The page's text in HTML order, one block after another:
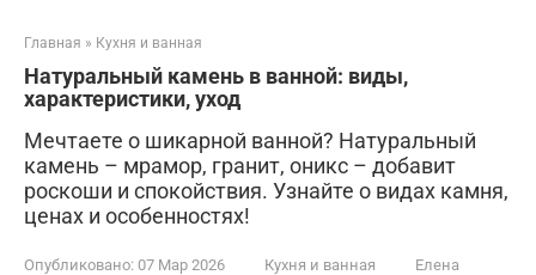
Главная » Кухня и ванная
Натуральный камень в ванной: виды,
характеристики, уход
Мечтаете о шикарной ванной? Натуральный
камень – мрамор, гранит, оникс – добавит
роскоши и спокойствия. Узнайте о видах камня,
ценах и особенностях!
Опубликовано: 07 Мар 2026 Кухня и ванная
Елена